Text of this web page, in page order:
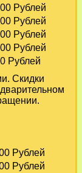
Рублей
Рублей
Рублей
Рублей
Рублей
Скидки
Рублей
Рублей